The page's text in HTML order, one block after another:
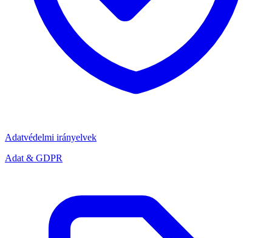
Adatvédelmi irányelvek
Adat & GDPR